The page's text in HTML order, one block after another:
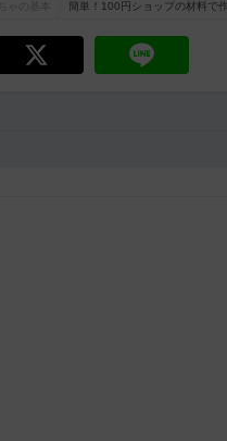
簡単！100円ショップの材料で